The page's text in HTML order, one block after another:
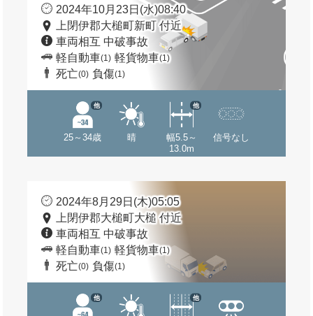
2024年10月23日(水)08:40
上閉伊郡大槌町新町 付近
車両相互 中破事故
軽自動車(1) 軽貨物車(1)
死亡(0) 負傷(1)
25～34歳
他
晴
幅5.5～
13.0m
他
信号なし
2024年8月29日(木)05:05
上閉伊郡大槌町大槌 付近
車両相互 中破事故
軽自動車(1) 軽貨物車(1)
死亡(0) 負傷(1)
他 他